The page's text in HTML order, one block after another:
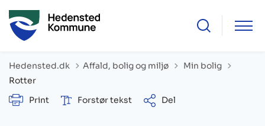
Hedensted.dk Affald, bolig og miljø Tilbage til
Min bolig
Rotter
Print
Forstør tekst Del